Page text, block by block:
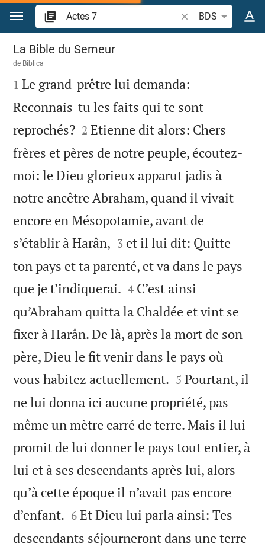
Aller vers contenu
Recherche d'un
BDS
Actes 7
La Bible du Semeur
de Biblica

1 Le grand-prêtre lui demanda:
Reconnais-tu les faits qui te sont
reprochés?
2 Etienne dit alors: Chers
frères et pères de notre peuple, écoutez-
moi: le Dieu glorieux apparut jadis à
notre ancêtre Abraham, quand il vivait
encore en Mésopotamie, avant de
s’établir à Harân, 

3 et il lui dit: Quitte
ton pays et ta parenté, et va dans le pays
que je t’indiquerai. 

4 C’est ainsi
qu’Abraham quitta la Chaldée et vint se
fixer à Harân. De là, après la mort de son
père, Dieu le fit venir dans le pays où
vous habitez actuellement. 

5 Pourtant, il
ne lui donna ici aucune propriété, pas
même un mètre carré de terre. Mais il lui
promit de lui donner le pays tout entier, à
lui et à ses descendants après lui, alors
qu’à cette époque il n’avait pas encore
d’enfant. 

6 Et Dieu lui parla ainsi: Tes
descendants séjourneront dans une terre